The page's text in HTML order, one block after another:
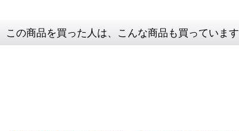
この商品を買った人は、こんな商品も買っています